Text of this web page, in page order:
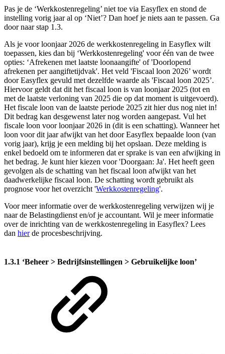
Pas je de ‘Werkkostenregeling’ niet toe via Easyflex en stond de
instelling vorig jaar al op ‘Niet’? Dan hoef je niets aan te passen. Ga
door naar stap 1.3.
Als je voor loonjaar 2026 de werkkostenregeling in Easyflex wilt
toepassen, kies dan bij ‘Werkkostenregeling' voor één van de twee
opties: ‘Afrekenen met laatste loonaangifte' of 'Doorlopend
afrekenen per aangiftetijdvak'. Het veld 'Fiscaal loon 2026’ wordt
door Easyflex gevuld met dezelfde waarde als 'Fiscaal loon 2025’.
Hiervoor geldt dat dit het fiscaal loon is van loonjaar 2025 (tot en
met de laatste verloning van 2025 die op dat moment is uitgevoerd).
Het fiscale loon van de laatste periode 2025 zit hier dus nog niet in!
Dit bedrag kan desgewenst later nog worden aangepast. Vul het
fiscale loon voor loonjaar 2026 in (dit is een schatting). Wanneer het
loon voor dit jaar afwijkt van het door Easyflex bepaalde loon (van
vorig jaar), krijg je een melding bij het opslaan. Deze melding is
enkel bedoeld om te informeren dat er sprake is van een afwijking in
het bedrag. Je kunt hier kiezen voor 'Doorgaan: Ja'. Het heeft geen
gevolgen als de schatting van het fiscaal loon afwijkt van het
daadwerkelijke fiscaal loon. De schatting wordt gebruikt als
prognose voor het overzicht 'Werkkostenregeling'.
Voor meer informatie over de werkkostenregeling verwijzen wij je
naar de Belastingdienst en/of je accountant. Wil je meer informatie
over de inrichting van de werkkostenregeling in Easyflex? Lees
dan hierde procesbeschrijving.
1.3.1 ‘Beheer > Bedrijfsinstellingen > Gebruikelijke loon’